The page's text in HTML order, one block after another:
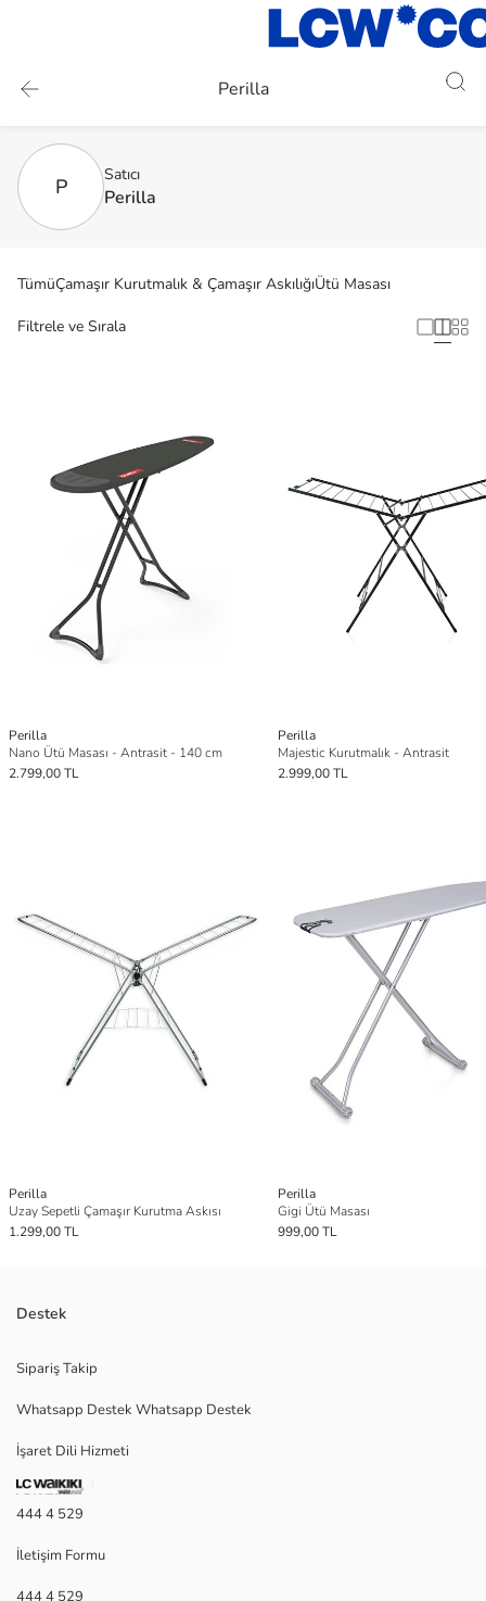
Perilla
P Satıcı
Perilla
TümüÇamaşır Kurutmalık & Çamaşır AskılığıÜtü Masası
Filtrele ve Sırala
Perilla
Nano Ütü Masası - Antrasit - 140 cm
2.799,00 TL
Perilla
Majestic Kurutmalık - Antrasit
2.999,00 TL
Perilla
Uzay Sepetli Çamaşır Kurutma Askısı
1.299,00 TL
Perilla
Gigi Ütü Masası
999,00 TL
Destek
Sipariş Takip
Whatsapp Destek Whatsapp Destek
İşaret Dili Hizmeti
444 4 529
İletişim Formu
444 4 529